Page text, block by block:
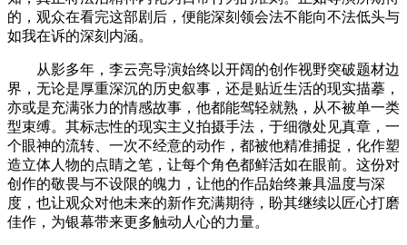
的，观众在看完这部剧后，便能深刻领会法不能向不法低头与
如我在诉的深刻内涵。
从影多年，李云亮导演始终以开阔的创作视野突破题材边
界，无论是厚重深沉的历史叙事，还是贴近生活的现实描摹，
亦或是充满张力的情感故事，他都能驾轻就熟，从不被单一类
型束缚。其标志性的现实主义拍摄手法，于细微处见真章，一
个眼神的流转、一次不经意的动作，都被他精准捕捉，化作塑
造立体人物的点睛之笔，让每个角色都鲜活如在眼前。这份对
创作的敬畏与不设限的魄力，让他的作品始终兼具温度与深
度，也让观众对他未来的新作充满期待，盼其继续以匠心打磨
佳作，为银幕带来更多触动人心的力量。